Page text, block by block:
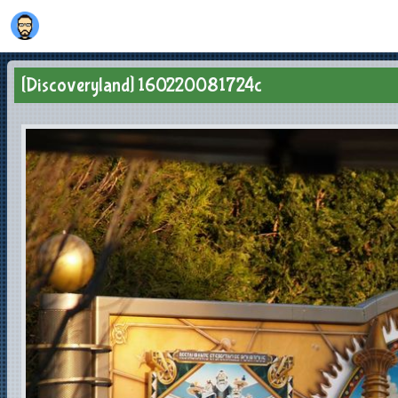
[Discoveryland] 160220081724c